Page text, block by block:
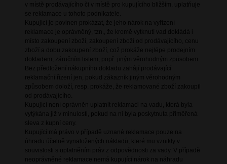
v místě prodávajícího či v místě pro kupujícího bližším, uplatňuje
se reklamace u tohoto podnikatele.
Kupující je povinen prokázat, že jeho nárok na vyřízení
reklamace je oprávněný, tzn., že kromě vytknutí vad dokládá i
místo zakoupení zboží, zakoupení zboží od prodávajícího, cenu
zboží a dobu zakoupení zboží, což prokáže nejlépe prodejním
dokladem, záručním listem, popř. jiným věrohodným způsobem.
Bez předložení nákupního dokladu zahájí prodávající
reklamační řízení jen, pokud zákazník jiným věrohodným
způsobem doloží, resp. prokáže, že reklamované zboží zakoupil
od prodávajícího.
Kupující není oprávněn uplatnit reklamaci na vadu, která byla
vytýkána již v minulosti, pokud na ni byla poskytnuta přiměřená
sleva z kupní ceny.
Kupující má právo v případě uznané reklamace pouze na
úhradu účelně vynaložených nákladů, které mu vznikly v
souvislosti s uplatněním práv z odpovědnosti za vady. V případě
neoprávněné reklamace nemá kupující nárok na náhradu